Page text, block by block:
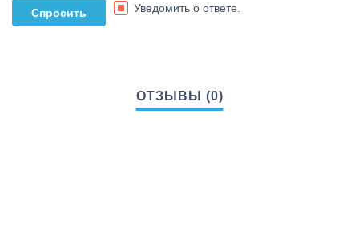
Уведомить о ответе.